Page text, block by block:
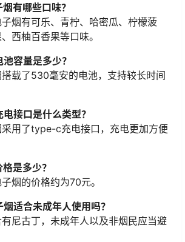
有哪些口味？
烟有可乐、青柠、哈密瓜、柠檬菠
西柚百香果等口味。
容量是多少？
载了530毫安的电池，支持较长时间
接口是什么类型？
用了type-c充电接口，充电更加方便
是多少？
烟的价格约为70元。
适合未成年人使用吗？
尼古丁，未成年人以及非烟民应当避